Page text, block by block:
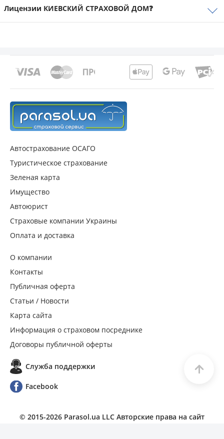
Лицензии КИЕВСКИЙ СТРАХОВОЙ ДОМ❓
Автострахование ОСАГО
Туристическое страхование
Зеленая карта
Имущество
Автоюрист
Страховые компании Украины
Оплата и доставка
О компании
Контакты
Публичная оферта
Статьи / Новости
Карта сайта
Информация о страховом посреднике
Договоры публичной оферты
Служба поддержки
Facebook
© 2015-2026 Parasol.ua LLC Авторские права на сайт